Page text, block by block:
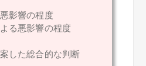
影響の程度
る悪影響の程度
した総合的な判断